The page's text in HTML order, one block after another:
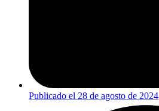
Publicado el 28 de agosto de 2024